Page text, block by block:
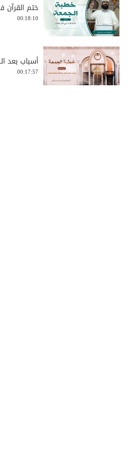
ختم
00:18:10
أسباب بعد
00:17:57